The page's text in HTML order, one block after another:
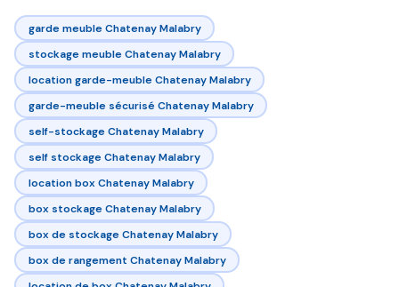
garde meuble Chatenay Malabry
stockage meuble Chatenay Malabry
location garde-meuble Chatenay Malabry
garde-meuble sécurisé Chatenay Malabry
self-stockage Chatenay Malabry
self stockage Chatenay Malabry
location box Chatenay Malabry
box stockage Chatenay Malabry
box de stockage Chatenay Malabry
box de rangement Chatenay Malabry